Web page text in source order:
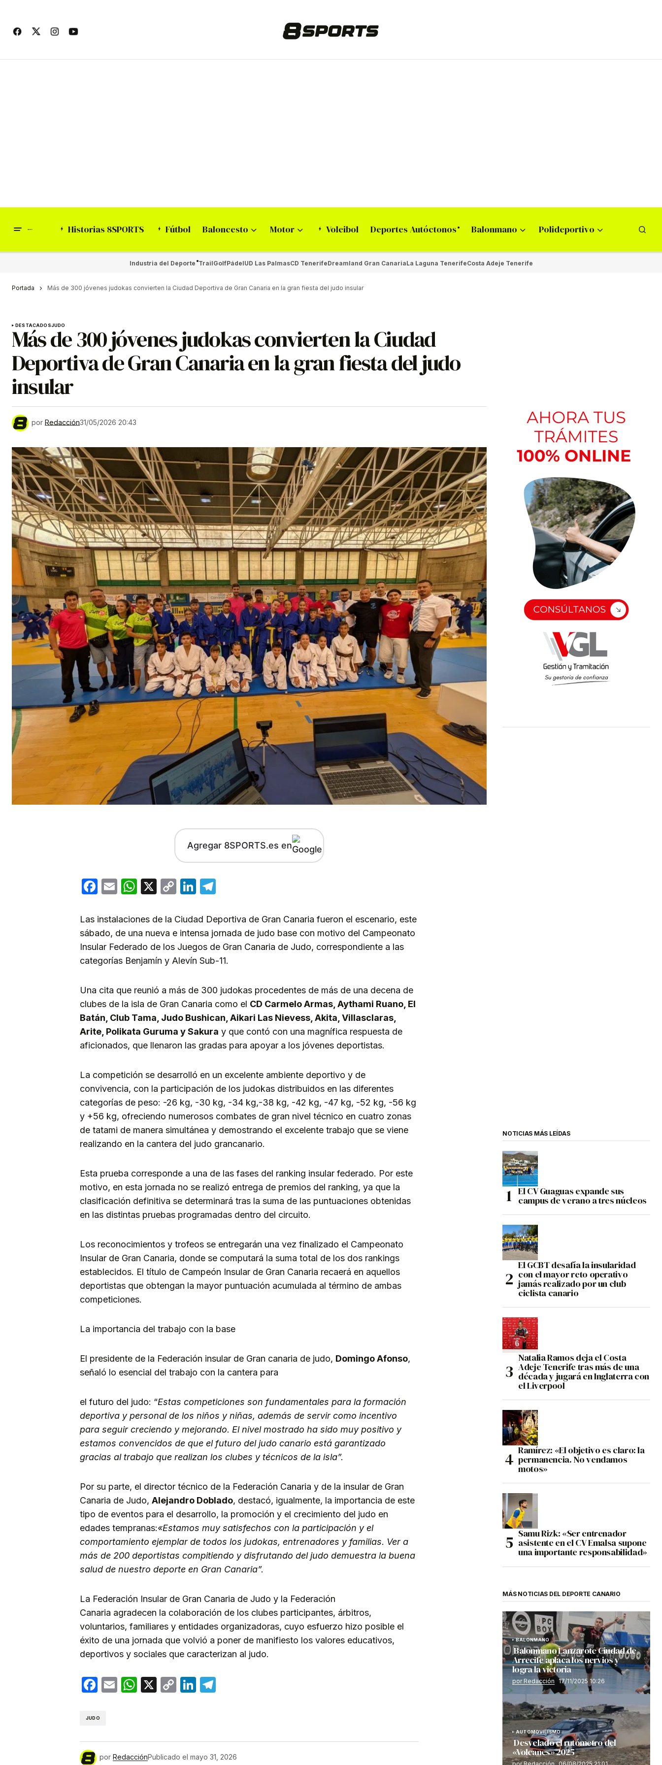
Historias 8SPORTS Fútbol Baloncesto Motor Voleibol Deportes Autóctonos Balonmano Polideportivo
Industria del Deporte TrailGolfPádelUD Las PalmasCD TenerifeDreamland Gran CanariaLa Laguna TenerifeCosta Adeje Tenerife
Portada Más de 300 jóvenes judokas convierten la Ciudad Deportiva de Gran Canaria en la gran fiesta del judo insular
DESTACADOSJUDO
Más de 300 jóvenes judokas convierten la Ciudad
Deportiva de Gran Canaria en la gran fiesta del judo
insular
por Redacción31/05/2026 20:43
Agregar 8SPORTS.es en
Facebook
EmailWhatsApp
X
CopyLinkedIn
Las instalaciones de la Ciudad Deportiva de Gran Canaria fueron el escenario, este
sábado, de una nueva e intensa jornada de judo base con motivo del Campeonato
Insular Federado de los Juegos de Gran Canaria de Judo, correspondiente a las
categorías Benjamín y Alevín Sub-11.
Una cita que reunió a más de 300 judokas procedentes de más de una decena de
clubes de la isla de Gran Canaria como el CD Carmelo Armas, Aythami Ruano, El
Batán, Club Tama, Judo Bushican, Aikari Las Nievess, Akita, Villasclaras,
Arite, Polikata Guruma y Sakura y que contó con una magnífica respuesta de
aficionados, que llenaron las gradas para apoyar a los jóvenes deportistas.
La competición se desarrolló en un excelente ambiente deportivo y de
convivencia, con la participación de los judokas distribuidos en las diferentes
categorías de peso: -26 kg, -30 kg, -34 kg,-38 kg, -42 kg, -47 kg, -52 kg, -56 kg
y +56 kg, ofreciendo numerosos combates de gran nivel técnico en cuatro zonas
de tatami de manera simultánea y demostrando el excelente trabajo que se viene
realizando en la cantera del judo grancanario.
Esta prueba corresponde a una de las fases del ranking insular federado. Por este
motivo, en esta jornada no se realizó entrega de premios del ranking, ya que la
clasificación definitiva se determinará tras la suma de las puntuaciones obtenidas
en las distintas pruebas programadas dentro del circuito.
Los reconocimientos y trofeos se entregarán una vez finalizado el Campeonato
Insular de Gran Canaria, donde se computará la suma total de los dos rankings
establecidos. El título de Campeón Insular de Gran Canaria recaerá en aquellos
deportistas que obtengan la mayor puntuación acumulada al término de ambas
competiciones.
La importancia del trabajo con la base
El presidente de la Federación insular de Gran canaria de judo, Domingo Afonso,
señaló lo esencial del trabajo con la cantera para
el futuro del judo: “Estas competiciones son fundamentales para la formación
deportiva y personal de los niños y niñas, además de servir como incentivo
para seguir creciendo y mejorando. El nivel mostrado ha sido muy positivo y
estamos convencidos de que el futuro del judo canario está garantizado
gracias al trabajo que realizan los clubes y técnicos de la isla”.
Por su parte, el director técnico de la Federación Canaria y de la insular de Gran
Canaria de Judo, Alejandro Doblado, destacó, igualmente, la importancia de este
tipo de eventos para el desarrollo, la promoción y el crecimiento del judo en
edades tempranas:«Estamos muy satisfechos con la participación y el
comportamiento ejemplar de todos los judokas, entrenadores y familias. Ver a
más de 200 deportistas compitiendo y disfrutando del judo demuestra la buena
salud de nuestro deporte en Gran Canaria”.
La Federación Insular de Gran Canaria de Judo y la Federación
Canaria agradecen la colaboración de los clubes participantes, árbitros,
voluntarios, familiares y entidades organizadoras, cuyo esfuerzo hizo posible el
éxito de una jornada que volvió a poner de manifiesto los valores educativos,
deportivos y sociales que caracterizan al judo.
Facebook
EmailWhatsApp
X
CopyLinkedIn
JUDO
por RedacciónPublicado el mayo 31, 2026
NOTICIAS MÁS LEÍDAS
El CV Guaguas expande sus
campus de verano a tres núcleos
El GCBT desafía la insularidad
con el mayor reto operativo
jamás realizado por un club
ciclista canario
Natalia Ramos deja el Costa
Adeje Tenerife tras más de una
década y jugará en Inglaterra con
el Liverpool
Ramírez: «El objetivo es claro: la
permanencia. No vendamos
motos»
Samu Rizk: «Ser entrenador
asistente en el CV Emalsa supone
una importante responsabilidad»
MÁS NOTICIAS DEL DEPORTE CANARIO
BALONMANO
Balonmano Lanzarote Ciudad de
Arrecife aplaca los nervios y
logra la victoria
por Redacción 17/11/2025 10:26
AUTOMOVILISMO
Desvelado el rutómetro del
«Volcanes» 2025